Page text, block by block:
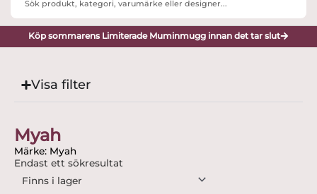
Köp sommarens Limiterade Muminmugg innan det tar slut
Visa filter
Myah
Märke: Myah
Endast ett sökresultat